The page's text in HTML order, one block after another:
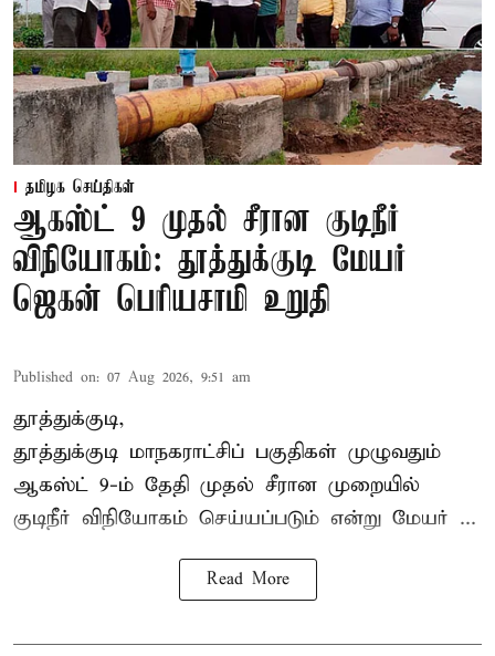
தமிழக செய்திகள்
ஆகஸ்ட் 9 முதல் சீரான குடிநீர்
விநியோகம்: தூத்துக்குடி மேயர்
ஜெகன் பெரியசாமி உறுதி
Published on: 07 Aug 2026, 9:51 am
தூத்துக்குடி,
தூத்துக்குடி மாநகராட்சிப் பகுதிகள் முழுவதும்
ஆகஸ்ட் 9-ம் தேதி முதல் சீரான முறையில்
குடிநீர் விநியோகம் செய்யப்படும் என்று மேயர் ...
Read More